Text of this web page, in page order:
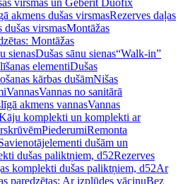
virsmas un Geberit Duofix
akmens dušas virsmasRezerves daļas
dušas virsmasMontāžas
Montāžas
sienasDušas sānu sienas“Walk-in”
elementiDušas
kārbas dušāmNišas
VannasVannas no sanitārā
akmens vannasVannas
komplekti un komplekti ar
PiederumiRemonta
dušām un
dušas paliktņiem, d52Rezerves
komplekti dušas paliktņiem, d52Ar
paredzētas: Ar izplūdes vāciņuBez